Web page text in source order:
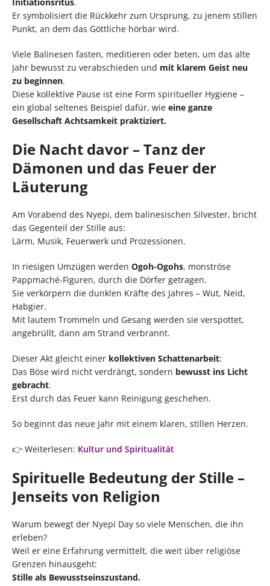
Er symbolisiert die Rückkehr zum Ursprung, zu jenem stillen
Punkt, an dem das Göttliche hörbar wird.
Viele Balinesen fasten, meditieren oder beten, um das alte
Jahr bewusst zu verabschieden und mit klarem Geist neu
zu beginnen.
Diese kollektive Pause ist eine Form spiritueller Hygiene –
ein global seltenes Beispiel dafür, wie eine ganze
Gesellschaft Achtsamkeit praktiziert.
Die Nacht davor – Tanz der
Dämonen und das Feuer der
Läuterung
Am Vorabend des Nyepi, dem balinesischen Silvester, bricht
das Gegenteil der Stille aus:
Lärm, Musik, Feuerwerk und Prozessionen.
In riesigen Umzügen werden Ogoh-Ogohs, monströse
Pappmaché-Figuren, durch die Dörfer getragen.
Sie verkörpern die dunklen Kräfte des Jahres – Wut, Neid,
Habgier.
Mit lautem Trommeln und Gesang werden sie verspottet,
angebrüllt, dann am Strand verbrannt.
Dieser Akt gleicht einer kollektiven Schattenarbeit:
Das Böse wird nicht verdrängt, sondern bewusst ins Licht
gebracht.
Erst durch das Feuer kann Reinigung geschehen.
So beginnt das neue Jahr mit einem klaren, stillen Herzen.
👉 Weiterlesen: Kultur und Spiritualität
Spirituelle Bedeutung der Stille –
Jenseits von Religion
Warum bewegt der Nyepi Day so viele Menschen, die ihn
erleben?
Weil er eine Erfahrung vermittelt, die weit über religiöse
Grenzen hinausgeht:
Stille als Bewusstseinszustand.